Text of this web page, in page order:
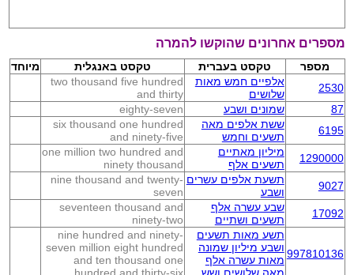
מספרים אחרונים שהוקשו להמרה
מספר טקסט בעברית טקסט באנגלית
מיוחד
2530
אלפיים חמש מאות
שלושים
two thousand five hundred
and thirty
87
שמונים ושבע
eighty-seven
6195
ששת אלפים מאה
תשעים וחמש
six thousand one hundred
and ninety-five
1290000
מיליון מאתיים
תשעים אלף
one million two hundred and
ninety thousand
9027
תשעת אלפים עשרים
ושבע
nine thousand and twenty-
seven
17092
שבע עשרה אלף
תשעים ושתיים
seventeen thousand and
ninety-two
997810136
תשע מאות תשעים
ושבע מיליון שמונה
מאות עשרה אלף
nine hundred and ninety-
seven million eight hundred
and ten thousand one